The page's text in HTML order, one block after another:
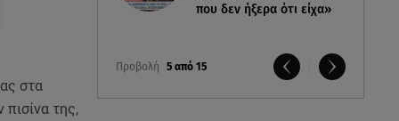
που δεν ήξερα ότι είχα»
Προβολή 5 από 15
στα
της,